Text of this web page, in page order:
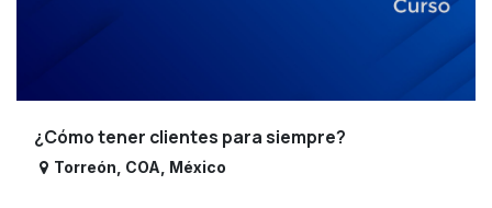
¿Cómo tener clientes para siempre?
Torreón COA México